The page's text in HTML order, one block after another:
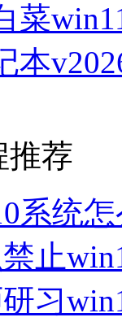
菜
本
推荐
系统
止
习